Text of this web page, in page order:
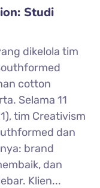
Studi
dikelola tim
cotton
Selama 11
tim Creativism
dan
brand
dan
Klien...